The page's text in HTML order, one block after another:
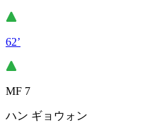
62’
MF 7
ハン ギョウォン